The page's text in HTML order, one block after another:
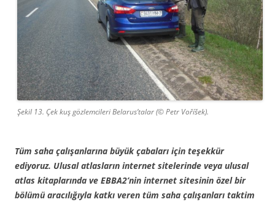
Şekil 13. Çek kuş gözlemcileri Belarus’talar (© Petr Voříšek).
Tüm saha çalışanlarına büyük çabaları için teşekkür
ediyoruz. Ulusal atlasların internet sitelerinde veya ulusal
atlas kitaplarında ve EBBA2’nin internet sitesinin özel bir
bölümü aracılığıyla katkı veren tüm saha çalışanları taktim